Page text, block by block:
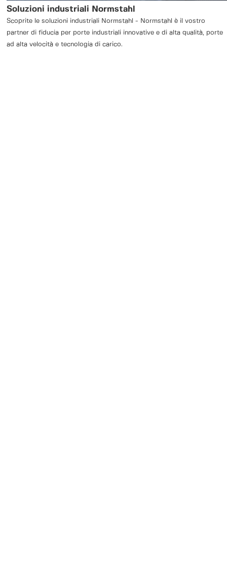
Soluzioni industriali Normstahl
Scoprite le soluzioni industriali Normstahl - Normstahl è il vostro
partner di fiducia per porte industriali innovative e di alta qualità, porte
ad alta velocità e tecnologia di carico.